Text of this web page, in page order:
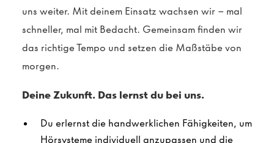
uns weiter. Mit deinem Einsatz wachsen wir – mal
schneller, mal mit Bedacht. Gemeinsam finden wir
das richtige Tempo und setzen die Maßstäbe von
morgen.
Deine Zukunft. Das lernst du bei uns.
Du erlernst die handwerklichen Fähigkeiten, um
Hörsysteme individuell anzupassen und die